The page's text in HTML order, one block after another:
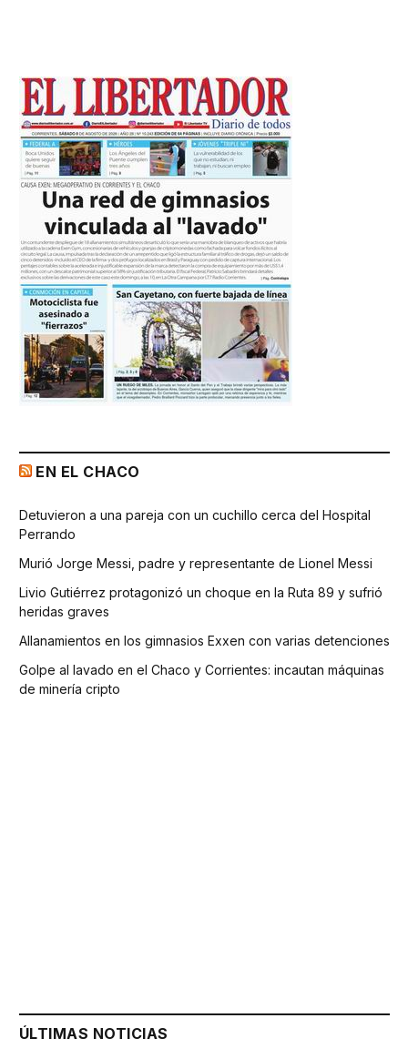
EN EL CHACO
Detuvieron a una pareja con un cuchillo cerca del Hospital
Perrando
Murió Jorge Messi, padre y representante de Lionel Messi
Livio Gutiérrez protagonizó un choque en la Ruta 89 y sufrió
heridas graves
Allanamientos en los gimnasios Exxen con varias detenciones
Golpe al lavado en el Chaco y Corrientes: incautan máquinas
de minería cripto
ÚLTIMAS NOTICIAS